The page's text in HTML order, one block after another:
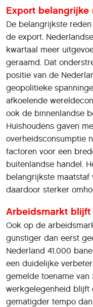
Export
De belangrijkste
de export.
kwartaal meer
geraamd. Dat
positie van de
geopolitieke
afkoelende
ook de binnenlandse
Huishoudens gaven
overheidsconsumptie
factoren voor een
buitenlandse handel.
belangrijkste maatstaf
daardoor sterker
Arbeidsmarkt
Ook op de
gunstiger dan eerst
Nederland 41.000
een duidelijke
gemelde toename van
werkgelegenheid blijft
gematigder tempo